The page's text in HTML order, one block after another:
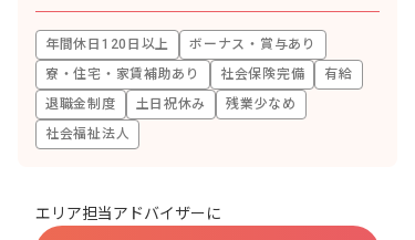
年間休日120日以上
ボーナス・賞与あり
寮・住宅・家賃補助あり
社会保険完備
有給
退職金制度
土日祝休み
残業少なめ
社会福祉法人
エリア担当アドバイザーに